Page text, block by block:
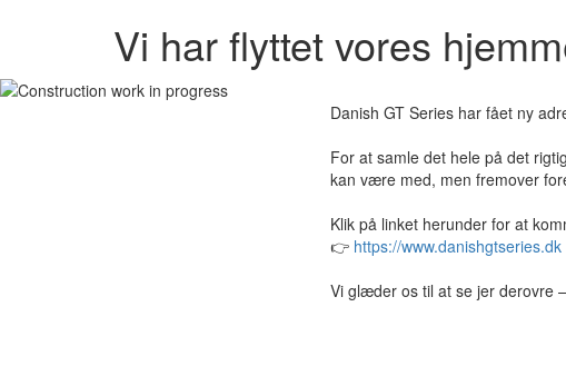
Vi har flyttet vores
Danish GT Series har fået ny
For at samle det hele på det
kan være med, men fremover
Klik på linket herunder for at
👉 https://www.danishgtseries.dk
Vi glæder os til at se jer derovre